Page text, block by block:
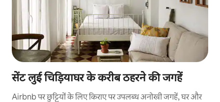
सेंट लुई चिड़ियाघर के करीब ठहरने की जगहें
Airbnb पर छुट्टियों के लिए किराए पर उपलब्ध अनोखी जगहें, घर और